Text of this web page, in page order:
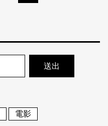
English
電影